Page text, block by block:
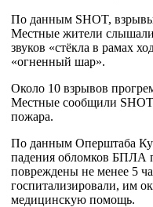
По данным SHOT,
Местные жители
звуков «стёкла в рамах
«огненный шар».
Около 10 взрывов
Местные сообщили
пожара.
По данным Оперштаба
падения обломков БПЛА
повреждены не менее 5
госпитализировали, им
медицинскую помощь.